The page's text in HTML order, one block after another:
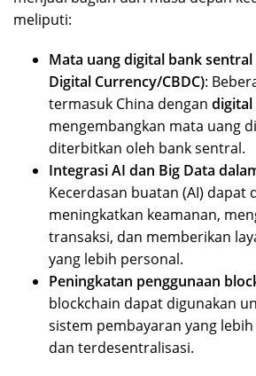
meliputi:
Mata uang digital bank
Digital Currency/CBDC):
termasuk China dengan digital
mengembangkan mata uang
diterbitkan oleh bank sentral.
Integrasi AI dan Big Data
Kecerdasan buatan (AI) dapat
meningkatkan keamanan,
transaksi, dan memberikan
yang lebih personal.
Peningkatan penggunaan
blockchain dapat digunakan
sistem pembayaran yang
dan terdesentralisasi.